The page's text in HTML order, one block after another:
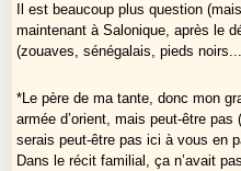
Il est beaucoup plus question
maintenant à Salonique, après le
(zouaves, sénégalais, pieds
*Le père de ma tante, donc mon
armée d’orient, mais peut-être
serais peut-être pas ici à vous en
Dans le récit familial, ça n’avait